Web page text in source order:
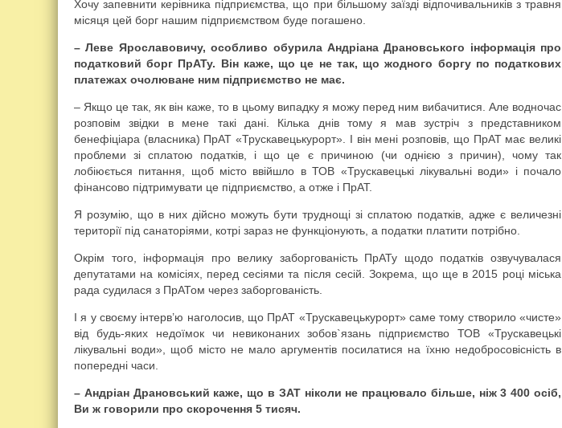
Хочу запевнити керівника підприємства, що при більшому заїзді відпочивальників з травня
місяця цей борг нашим підприємством буде погашено.
– Леве Ярославовичу, особливо обурила Андріана Драновського інформація про
податковий борг ПрАТу. Він каже, що це не так, що жодного боргу по податкових
платежах очолюване ним підприємство не має.
– Якщо це так, як він каже, то в цьому випадку я можу перед ним вибачитися. Але водночас
розповім звідки в мене такі дані. Кілька днів тому я мав зустріч з представником
бенефіціара (власника) ПрАТ «Трускавецькурорт». І він мені розповів, що ПрАТ має великі
проблеми зі сплатою податків, і що це є причиною (чи однією з причин), чому так
лобіюється питання, щоб місто ввійшло в ТОВ «Трускавецькі лікувальні води» і почало
фінансово підтримувати це підприємство, а отже і ПрАТ.
Я розумію, що в них дійсно можуть бути труднощі зі сплатою податків, адже є величезні
території під санаторіями, котрі зараз не функціонують, а податки платити потрібно.
Окрім того, інформація про велику заборгованість ПрАТу щодо податків озвучувалася
депутатами на комісіях, перед сесіями та після сесій. Зокрема, що ще в 2015 році міська
рада судилася з ПрАТом через заборгованість.
І я у своєму інтерв’ю наголосив, що ПрАТ «Трускавецькурорт» саме тому створило «чисте»
від будь-яких недоїмок чи невиконаних зобов`язань підприємство ТОВ «Трускавецькі
лікувальні води», щоб місто не мало аргументів посилатися на їхню недобросовісність в
попередні часи.
– Андріан Драновський каже, що в ЗАТ ніколи не працювало більше, ніж 3 400 осіб,
Ви ж говорили про скорочення 5 тисяч.